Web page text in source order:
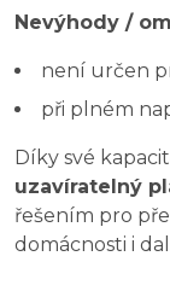
Nevýhody /
není určen
při plném
Díky své
uzavíratelný
řešením pro
domácnosti i